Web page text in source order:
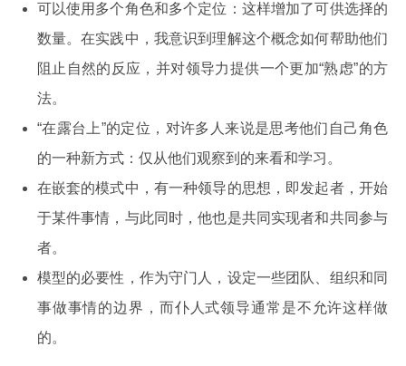
可以使用多个角色和多个定位：这样增加了可供选择的
数量。在实践中，我意识到理解这个概念如何帮助他们
阻止自然的反应，并对领导力提供一个更加“熟虑”的方
法。
“在露台上”的定位，对许多人来说是思考他们自己角色
的一种新方式：仅从他们观察到的来看和学习。
在嵌套的模式中，有一种领导的思想，即发起者，开始
于某件事情，与此同时，他也是共同实现者和共同参与
者。
模型的必要性，作为守门人，设定一些团队、组织和同
事做事情的边界，而仆人式领导通常是不允许这样做
的。